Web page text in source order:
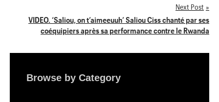
Next Post
VIDEO. ‘Saliou, on t’aimeeuuh’ Saliou Ciss chanté par ses
coéquipiers après sa performance contre le Rwanda
Browse by Category